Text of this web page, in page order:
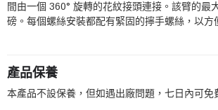
間由一個 360° 旋轉的花紋接頭連接。該臂的最
磅。每個螺絲安裝都配有緊固的擰手螺絲，以方
產品保養
本產品不設保養，但如遇出廠問題，七日內可免